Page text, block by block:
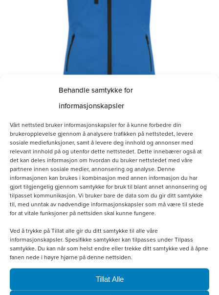
Behandle samtykke for
informasjonskapsler
Vårt nettsted bruker informasjonskapsler for å kunne forbedre din
brukeropplevelse gjennom å analysere trafikken på nettstedet, levere
sosiale mediefunksjoner, samt å levere deg innhold og annonser med
relevant innhold på og utenfor dette nettstedet. Dette innebærer også at
det kan deles informasjon om hvordan du bruker nettstedet med våre
partnere innen sosiale medier, annonsering og analyse. Denne
informasjonen kan brukes i kombinasjon med annen informasjon du har
gjort tilgjengelig gjennom samtykke for bruk til blant annet annonsering og
tilpasset kommunikasjon. Vi bruker bare de data som du gir ditt samtykke
til, med unntak av nødvendige informasjonskapsler som må være til stede
for at vitale funksjoner på nettsiden skal kunne fungere.
Ved å trykke på Tillat alle gir du ditt samtykke til alle våre
informasjonskapsler. Spesifikke samtykker kan tilpasses under Tilpass
samtykke. Du kan når som helst endre eller trekke ditt samtykke ved å åpne
fanen nede i høyre hjørne på denne nettsiden.
Tillat Alle
Softshellvest Dame
kr800.00
Velg alternativ
Alternativene
produktsiden